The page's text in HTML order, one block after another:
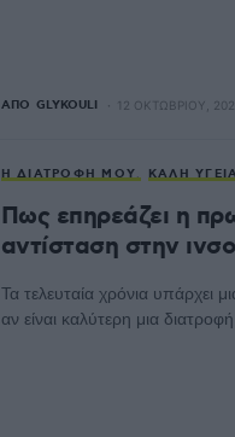
ΑΠΌ GLYKOULI 12 ΟΚΤΩΒΡΊΟΥ,
Η ΔΙΑΤΡΟΦΉ ΜΟΥ ΚΑΛΉ
Πως επηρεάζει η
αντίσταση στην
Τα τελευταία χρόνια υπάρχει
αν είναι καλύτερη μια